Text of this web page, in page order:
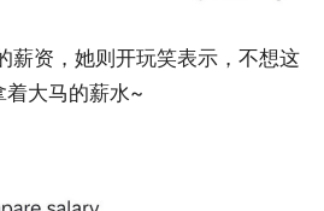
资，她则开玩笑表示，不想这
着大马的薪水~